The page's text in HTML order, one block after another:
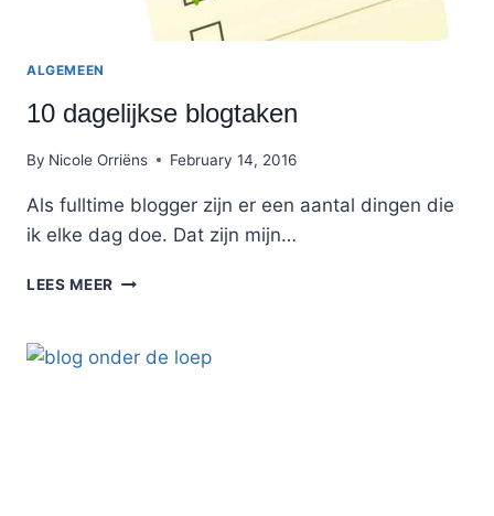
ALGEMEEN
10 dagelijkse blogtaken
By Nicole Orriëns February 14, 2016
Als fulltime blogger zijn er een aantal dingen die
ik elke dag doe. Dat zijn mijn…
LEES MEER